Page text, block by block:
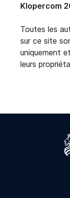
Klopercom
Toutes les
sur ce site
uniquement
leurs